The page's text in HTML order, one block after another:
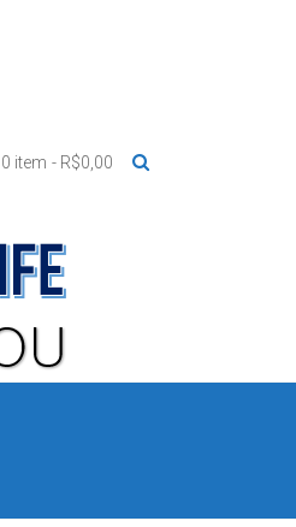
0 item R$0,00